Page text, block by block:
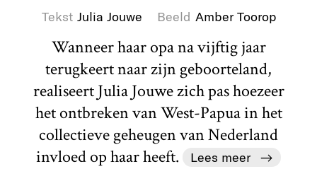
Tekst Julia Jouwe Beeld Amber Toorop
Wanneer haar opa na vijftig jaar
terugkeert naar zijn geboorteland,
realiseert Julia Jouwe zich pas hoezeer
het ontbreken van West-Papua in het
collectieve geheugen van Nederland
invloed op haar heeft.
Lees meer